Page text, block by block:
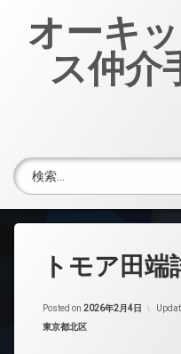
オーキ
ス仲介
トモア田端
Posted on 2026年2月4日
カテゴリー:
東京都北区